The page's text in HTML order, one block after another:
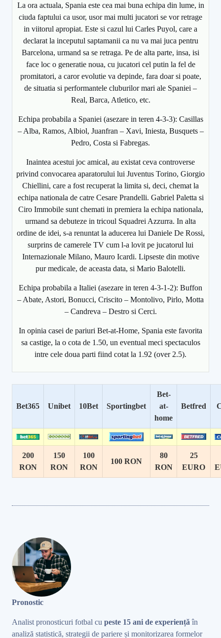
La ora actuala, Spania este cea mai buna echipa din lume, in
ciuda faptului ca usor, usor mai multi jucatori se vor retrage
in viitorul apropiat. Este si cazul lui Carles Puyol, care a
declarat la inceputul saptamanii ca nu va mai juca pentru
Barcelona, urmand sa se retraga. Pe de alta parte, insa, isi
face loc o generatie noua, cu jucatori cel putin la fel de
promitatori, a caror evolutie va depinde, fara doar si poate,
de situatia si performantele cluburilor mari ale Spaniei –
Real, Barca, Atletico, etc.
Echipa probabila a Spaniei (asezare in teren 4-3-3): Casillas
– Alba, Ramos, Albiol, Juanfran – Xavi, Iniesta, Busquets –
Pedro, Costa si Fabregas.
Inaintea acestui joc amical, au existat ceva controverse
privind convocarea aparatorului lui Juventus Torino, Giorgio
Chiellini, care a fost recuperat la limita si, deci, chemat la
echipa nationala de catre Cesare Prandelli. Gabriel Paletta si
Ciro Immobile sunt chemati in premiera la echipa nationala,
urmand sa debuteze in tricoul Squadrei Azzurra. In alta
ordine de idei, s-a renuntat la aducerea lui Daniele De Rossi,
surprins de camerele TV cum l-a lovit pe jucatorul lui
Internazionale Milano, Mauro Icardi. Lipseste din motive
pur medicale, de aceasta data, si Mario Balotelli.
Echipa probabila a Italiei (asezare in teren 4-3-1-2): Buffon
– Abate, Astori, Bonucci, Criscito – Montolivo, Pirlo, Motta
– Candreva – Destro si Cerci.
In opinia casei de pariuri Bet-at-Home, Spania este favorita
sa castige, la o cota de 1.50, un eventual meci spectaculos
intre cele doua parti fiind cotat la 1.92 (over 2.5).
Bet365 Unibet 10Bet Sportingbet
Bet-
at-
home
Betfred
200
RON
150
RON
100
RON
100 RON
80
RON
25
EURO
Pronostic
Analist pronosticuri fotbal cu peste 15 ani de experiență în
analiză statistică, strategii de pariere și monitorizarea formelor